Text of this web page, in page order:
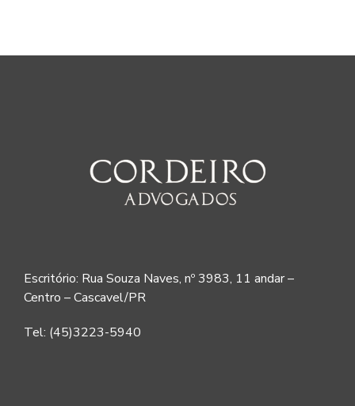
Escritório: Rua Souza Naves, nº 3983, 11 andar –
Centro – Cascavel/PR
Tel: (45)3223-5940